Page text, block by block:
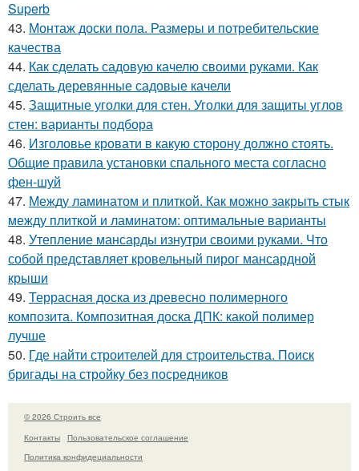
Superb
43. Монтаж доски пола. Размеры и потребительские
качества
44. Как сделать садовую качелю своими руками. Как
сделать деревянные садовые качели
45. Защитные уголки для стен. Уголки для защиты углов
стен: варианты подбора
46. Изголовье кровати в какую сторону должно стоять.
Общие правила установки спального места согласно
фен-шуй
47. Между ламинатом и плиткой. Как можно закрыть стык
между плиткой и ламинатом: оптимальные варианты
48. Утепление мансарды изнутри своими руками. Что
собой представляет кровельный пирог мансардной
крыши
49. Террасная доска из древесно полимерного
композита. Композитная доска ДПК: какой полимер
лучше
50. Где найти строителей для строительства. Поиск
бригады на стройку без посредников
© 2026 Строить все
Контакты
Пользовательское соглашение
Политика конфидециальности